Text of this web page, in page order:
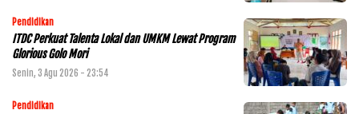
Pendidikan
ITDC Perkuat Talenta Lokal dan UMKM Lewat Program
Glorious Golo Mori
Senin, 3 Agu 2026 - 23:54
Pendidikan